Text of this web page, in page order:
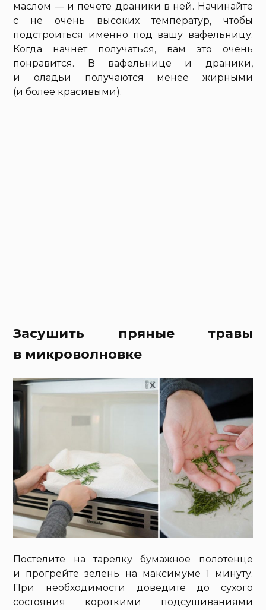
маслом — и печете драники в ней. Начинайте
с не очень высоких температур, чтобы
подстроиться именно под вашу вафельницу.
Когда начнет получаться, вам это очень
понравится. В вафельнице и драники,
и оладьи получаются менее жирными
(и более красивыми).
Засушить пряные травы
в микроволновке
Постелите на тарелку бумажное полотенце
и прогрейте зелень на максимуме 1 минуту.
При необходимости доведите до сухого
состояния короткими подсушиваниями